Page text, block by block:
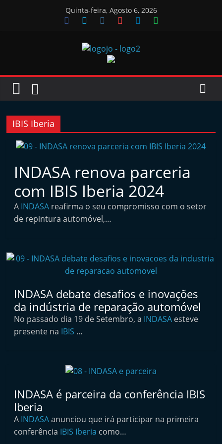
Quinta-feira, Agosto 6, 2026
Jornal
J
r
n
l
d
e
e
n
t
d
A
f
IBIS Iberia
INDASA renova parceria
com IBIS Iberia 2024
A INDASA reafirma o seu compromisso com o setor
de repintura automóvel,…
INDASA debate desafios e inovações
da indústria de reparação automóvel
No passado dia 19 de Setembro, a INDASA esteve
presente na IBIS …
INDASA é parceira da conferência IBIS
Iberia
A INDASAanunciou que irá participar na primeira
conferência IBIS Iberia como…